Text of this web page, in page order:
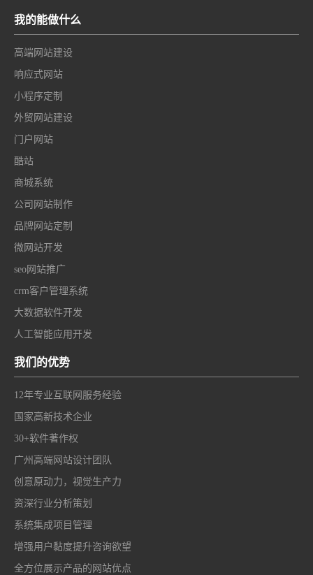
我的能做什么
高端网站建设
响应式网站
小程序定制
外贸网站建设
门户网站
酷站
商城系统
公司网站制作
品牌网站定制
微网站开发
seo网站推广
crm客户管理系统
大数据软件开发
人工智能应用开发
我们的优势
12年专业互联网服务经验
国家高新技术企业
30+软件著作权
广州高端网站设计团队
创意原动力，视觉生产力
资深行业分析策划
系统集成项目管理
增强用户黏度提升咨询欲望
全方位展示产品的网站优点